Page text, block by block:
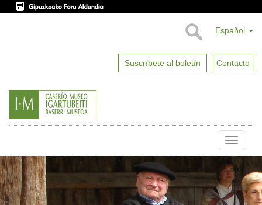
Español
Suscríbete al boletín Contacto
Toggle